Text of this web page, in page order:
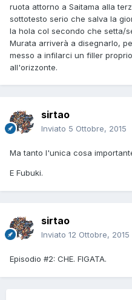
ruota attorno a Saitama alla
sottotesto serio che salva la
la hola col secondo che setta/
Murata arriverà a disegnarlo,
messo a infilarci un filler
all'orizzonte.
sirtao
Inviato 5 Ottobre, 2015
Ma tanto l'unica cosa
E Fubuki.
sirtao
Inviato 12 Ottobre, 2015
Episodio #2: CHE. FIGATA.